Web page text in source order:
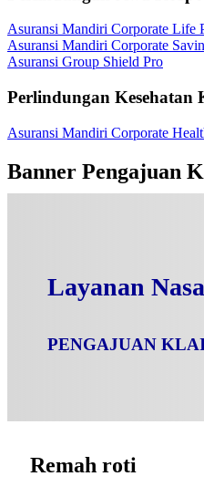
Asuransi Mandiri Corporate Life
Asuransi Mandiri Corporate
Asuransi Group Shield Pro
Perlindungan Kesehatan
Asuransi Mandiri Corporate
Banner Pengajuan
Layanan
PENGAJUAN
Remah roti